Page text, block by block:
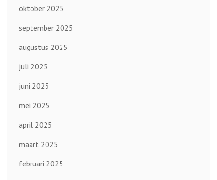
oktober 2025
september 2025
augustus 2025
juli 2025
juni 2025
mei 2025
april 2025
maart 2025
februari 2025